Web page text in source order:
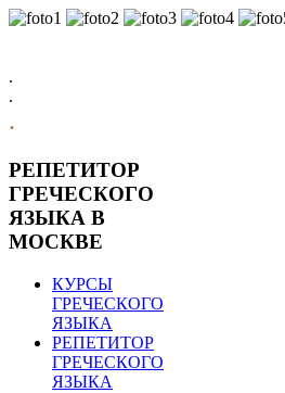
.
.
.
РЕПЕТИТОР
ГРЕЧЕСКОГО
ЯЗЫКА В
МОСКВЕ
КУРСЫ
ГРЕЧЕСКОГО
ЯЗЫКА
РЕПЕТИТОР
ГРЕЧЕСКОГО
ЯЗЫКА